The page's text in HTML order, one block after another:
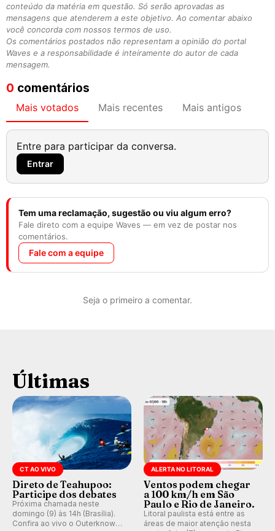
conteúdo da matéria em questão. Só serão aprovadas as
mensagens que atenderem a este objetivo. Ao comentar abaixo
você concorda com nossos termos de uso.
Os comentários postados não representam a opinião do portal
Waves e a responsabilidade é inteiramente do autor de cada
mensagem.
0 comentários
Mais votados Mais recentes Mais antigos
Entre para participar da conversa.
Entrar
Tem uma reclamação, sugestão ou viu algum erro?
Fale direto com a equipe Waves — em vez de postar nos
comentários.
Fale com a equipe
Seja o primeiro a comentar.
Últimas
CT AO VIVO
Direto de Teahupoo:
Participe dos debates
Próxima chamada neste
domingo (9) às 14h (Brasília).
Confira ao vivo o Outerknown
ALERTA NO LITORAL
Ventos podem chegar
a 100 km/h em São
Paulo e Rio de Janeiro.
Litoral paulista está entre as
áreas de maior atenção nesta